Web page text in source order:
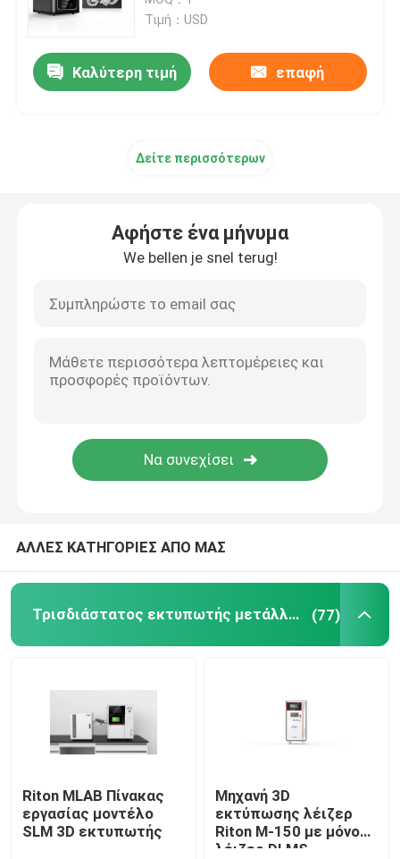
Τρισδιάστατος εκτυπωτής LCD
Ιατρικός τρισδιάστατος εκτυπωτής
Τρισδιάστατος εκτυπωτής κοσμήματος
Τρισδιάστατος εκτυπωτής ρητίνης SLA
Συμπυκνώνοντας μηχανή λέιζερ
τρισδιάστατος εκτυπωτής τιτανίου
Μηχανή κάμψης σύρματος DMIS-V1
λιθογραφίας
Τιμή：USD
Καλύτερη τιμή επαφή
Δείτε περισσότερων
Αφήστε ένα μήνυμα
We bellen je snel terug!
ΑΛΛΕΣ ΚΑΤΗΓΟΡΙΕΣ ΑΠΟ ΜΑΣ
Τρισδιάστατος εκτυπωτής μετάλλων λέιζερ (77)
Riton MLAB Πίνακας
εργασίας μοντέλο
SLM 3D εκτυπωτής
Μηχανή 3D
εκτύπωσης λέιζερ
Riton M-150 με μόνο
λέιζερ DLMS